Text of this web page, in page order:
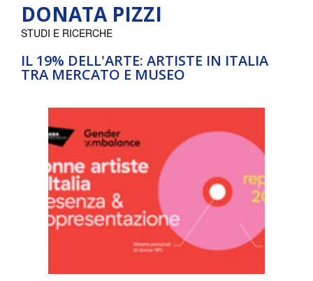
DONATA PIZZI
IL 19% DELL'ARTE: ARTISTE IN ITALIA
TRA MERCATO E MUSEO
STUDI E RICERCHE